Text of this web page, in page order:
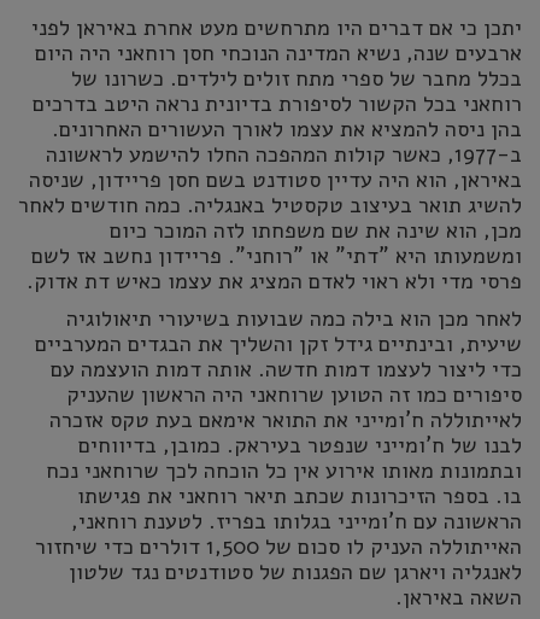
יתכן כי אם דברים היו מתרחשים מעט אחרת באיראן לפני
ארבעים שנה, נשיא המדינה הנוכחי חסן רוחאני היה היום
בכלל מחבר של ספרי מתח זולים לילדים. כשרונו של
רוחאני בכל הקשור לסיפורת בדיונית נראה היטב בדרכים
בהן ניסה להמציא את עצמו לאורך העשורים האחרונים.
ב-1977, כאשר קולות המהפכה החלו להישמע לראשונה
באיראן, הוא היה עדיין סטודנט בשם חסן פריידון, שניסה
להשיג תואר בעיצוב טקסטיל באנגליה. כמה חודשים לאחר
מכן, הוא שינה את שם משפחתו לזה המוכר כיום
ומשמעותו היא "דתי" או "רוחני". פריידון נחשב אז לשם
פרסי מדי ולא ראוי לאדם המציג את עצמו כאיש דת אדוק.
לאחר מכן הוא בילה כמה שבועות בשיעורי תיאולוגיה
שיעית, ובינתיים גידל זקן והשליך את הבגדים המערביים
כדי ליצור לעצמו דמות חדשה. אותה דמות הועצמה עם
סיפורים כמו זה הטוען שרוחאני היה הראשון שהעניק
לאייתוללה ח'ומייני את התואר אימאם בעת טקס אזכרה
לבנו של ח'ומייני שנפטר בעיראק. כמובן, בדיווחים
ובתמונות מאותו אירוע אין כל הוכחה לכך שרוחאני נכח
בו. בספר הזיכרונות שכתב תיאר רוחאני את פגישתו
הראשונה עם ח'ומייני בגלותו בפריז. לטענת רוחאני,
האייתוללה העניק לו סכום של 1,500 דולרים כדי שיחזור
לאנגליה ויארגן שם הפגנות של סטודנטים נגד שלטון
השאה באיראן.